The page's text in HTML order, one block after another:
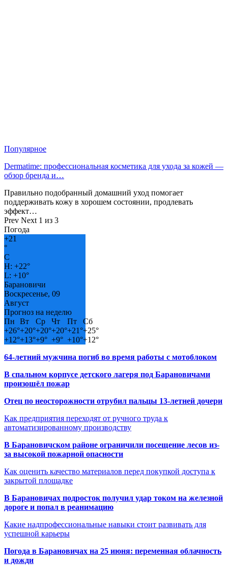
Популярное
Dermatime: профессиональная косметика для ухода за кожей —
обзор бренда и…
Правильно подобранный домашний уход помогает
поддерживать кожу в хорошем состоянии, продлевать
эффект…
Prev Next 1 из 3
Погода
+21
°
C
H: +22°
L: +10°
Барановичи
Воскресенье, 09
Август
Прогноз на неделю
Пн
Вт Ср Чт Пт
Сб
+26°+20°+20°+20°+21°+25°
+12°+13°+9° +9° +10°+12°
64-летний мужчина погиб во время работы с мотоблоком
В спальном корпусе детского лагеря под Барановичами
произошёл пожар
Отец по неосторожности отрубил пальцы 13-летней дочери
Как предприятия переходят от ручного труда к
автоматизированному производству
В Барановичском районе ограничили посещение лесов из-
за высокой пожарной опасности
Как оценить качество материалов перед покупкой доступа к
закрытой площадке
В Барановичах подросток получил удар током на железной
дороге и попал в реанимацию
Какие надпрофессиональные навыки стоит развивать для
успешной карьеры
Погода в Барановичах на 25 июня: переменная облачность
и дожди